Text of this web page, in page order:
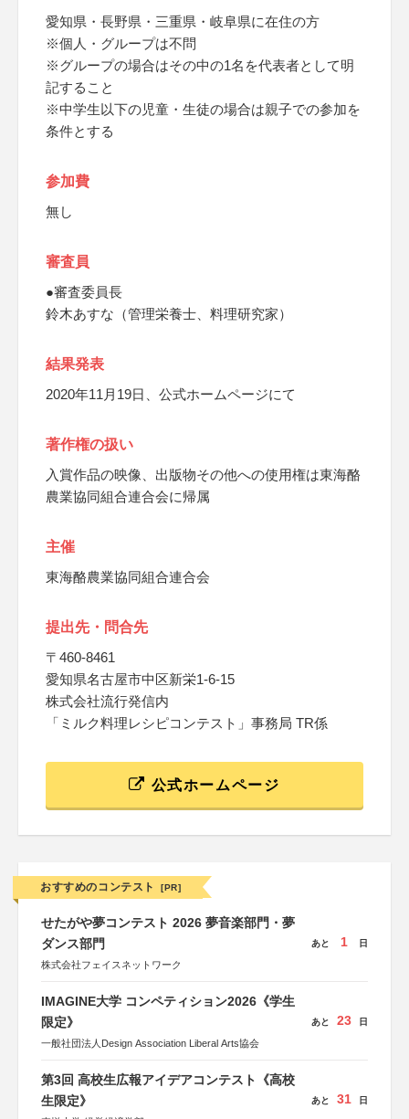
愛知県・長野県・三重県・岐阜県に在住の方
※個人・グループは不問
※グループの場合はその中の1名を代表者として明
記すること
※中学生以下の児童・生徒の場合は親子での参加を
条件とする
参加費
無し
審査員
●審査委員長
鈴木あすな（管理栄養士、料理研究家）
結果発表
2020年11月19日、公式ホームページにて
著作権の扱い
入賞作品の映像、出版物その他への使用権は東海酪
農業協同組合連合会に帰属
主催
東海酪農業協同組合連合会
提出先・問合先
〒460-8461
愛知県名古屋市中区新栄1-6-15
株式会社流行発信内
「ミルク料理レシピコンテスト」事務局 TR係
公式ホームページ
おすすめのコンテスト [PR]
せたがや夢コンテスト 2026 夢音楽部門・夢
ダンス部門
株式会社フェイスネットワーク
あと 1 日
IMAGINE大学 コンペティション2026《学生
限定》
一般社団法人Design Association Liberal Arts協会
あと 23 日
第3回 高校生広報アイデアコンテスト《高校
生限定》
あと 31 日